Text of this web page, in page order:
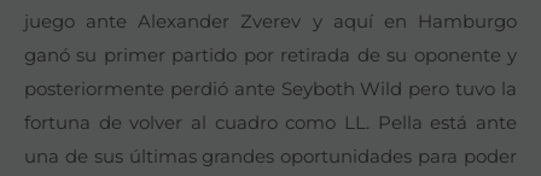
juego ante Alexander Zverev y aquí en Hamburgo
ganó su primer partido por retirada de su oponente y
posteriormente perdió ante Seyboth Wild pero tuvo la
fortuna de volver al cuadro como LL. Pella está ante
una de sus últimas grandes oportunidades para poder